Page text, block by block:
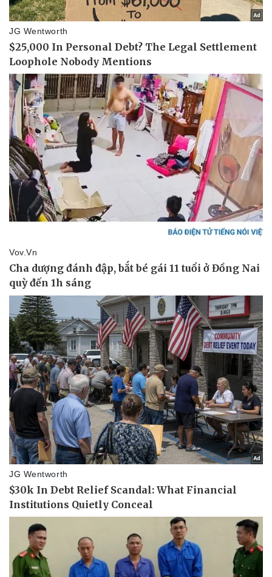
Doanh nghiệp
Thông tin doanh nghiệp
Doanh nghiệp 24h
Doanh nhân
Vì cộng đồng
Công nghệ
Sành điệu
Tin Công nghệ
Trải nghiệm
Chuyển đổi số
Sức khỏe
Dinh dưỡng - món ngon
Cây thuốc
Đời sống
Nhà đẹp
Blog